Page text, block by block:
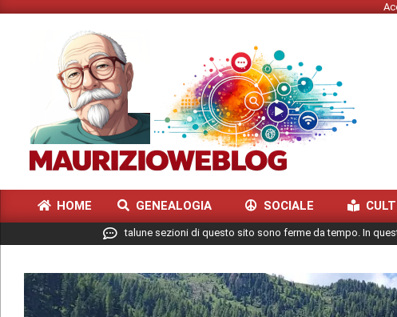
Skip
MAURIZIO
WEBLOG
Primary
HOME GENEALOGIA SOCIALE
talune sezioni di questo sito sono ferme da tempo. In